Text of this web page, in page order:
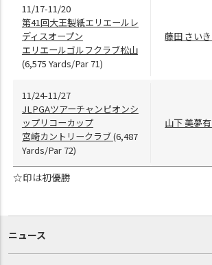
11/17-11/20
第41回大王製紙エリエールレ
ディスオープン
エリエールゴルフクラブ松山
(6,575 Yards/Par 71)
藤田 さいき
11/24-11/27
JLPGAツアーチャンピオンシ
ップリコーカップ
宮崎カントリークラブ(6,487
Yards/Par 72)
山下 美夢有
☆印は初優勝
ニュース